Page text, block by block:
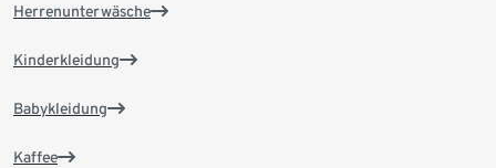
Herrenunterwäsche
Kinderkleidung
Babykleidung
Kaffee